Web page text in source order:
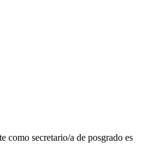
como secretario/a de posgrado es